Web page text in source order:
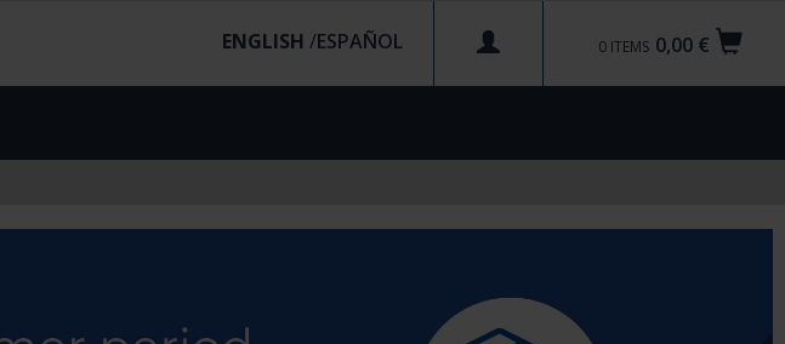
0,00 €
0 ITEMS
ENGLISH /